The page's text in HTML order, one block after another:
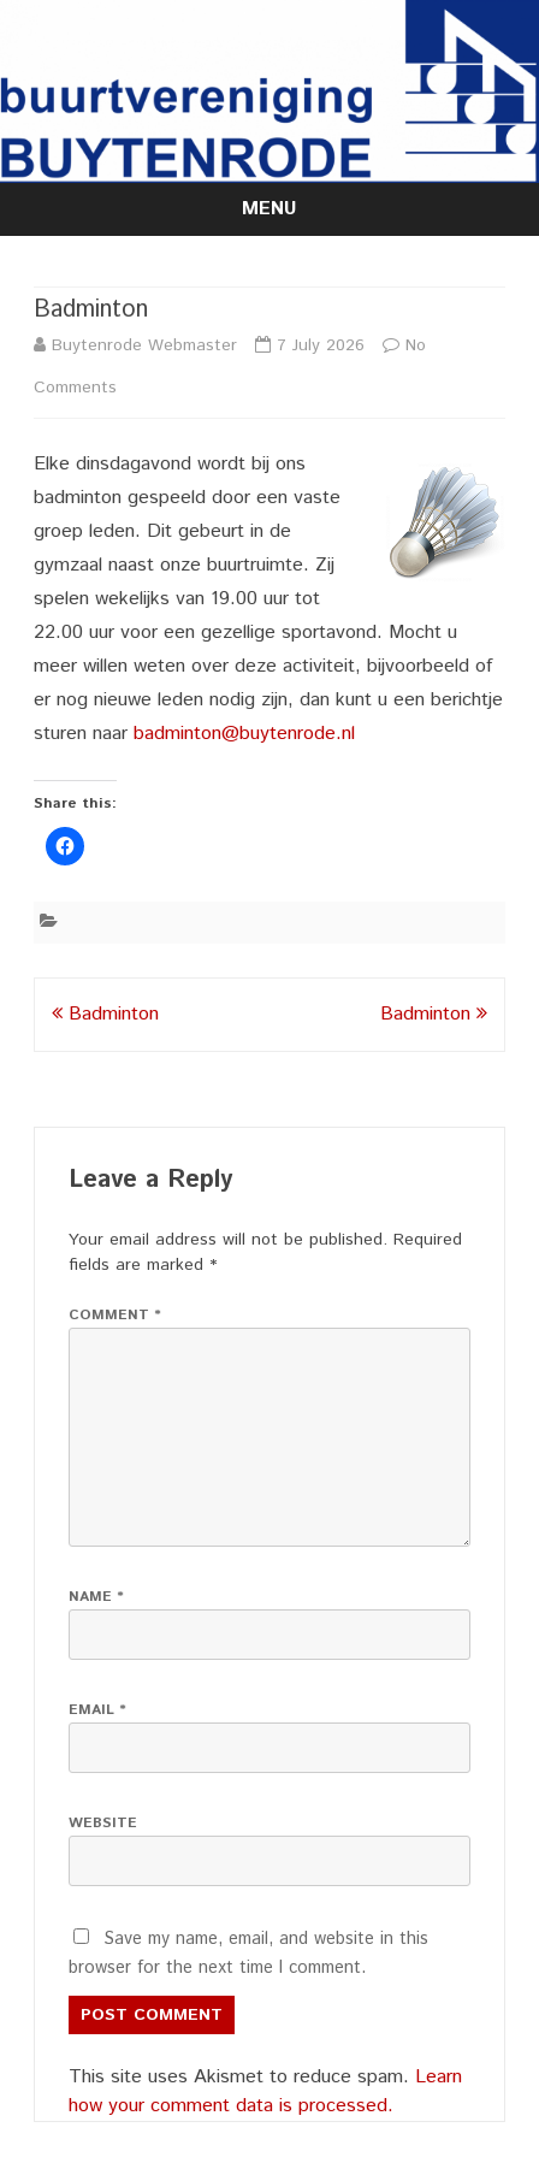
MENU
Skip
Badminton
Buytenrode Webmaster 7 July 2026
No
Comments
Elke dinsdagavond wordt bij ons
badminton gespeeld door een vaste
groep leden. Dit gebeurt in de
gymzaal naast onze buurtruimte. Zij
spelen wekelijks van 19.00 uur tot
22.00 uur voor een gezellige sportavond. Mocht u
meer willen weten over deze activiteit, bijvoorbeeld of
er nog nieuwe leden nodig zijn, dan kunt u een berichtje
sturen naar badminton@buytenrode.nl
Share this:
PostBadminton Badminton
Leave a Reply
Your email address will not be published. Required
fields are marked *
COMMENT *
NAME *
EMAIL *
WEBSITE
Save my name, email, and website in this
browser for the next time I comment.
This site uses Akismet to reduce spam. Learn
how your comment data is processed.